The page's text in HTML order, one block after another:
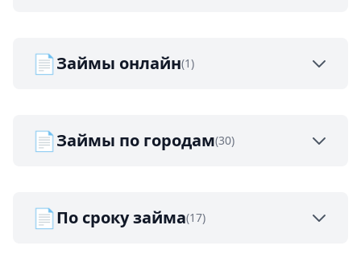
📄Займы онлайн(1)
📄Займы по городам(30)
📄По сроку займа(17)